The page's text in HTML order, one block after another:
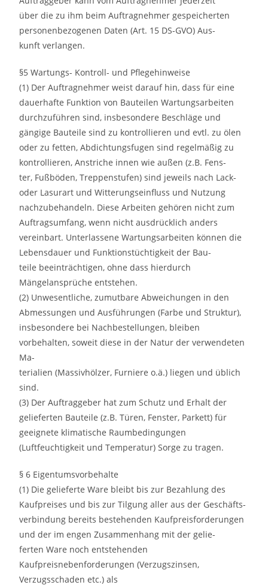
über die zu ihm beim Auftragnehmer gespeicherten
personenbezogenen Daten (Art. 15 DS-GVO) Aus-
kunft verlangen.
§5 Wartungs- Kontroll- und Pflegehinweise
(1) Der Auftragnehmer weist darauf hin, dass für eine
dauerhafte Funktion von Bauteilen Wartungsarbeiten
durchzuführen sind, insbesondere Beschläge und
gängige Bauteile sind zu kontrollieren und evtl. zu ölen
oder zu fetten, Abdichtungsfugen sind regelmäßig zu
kontrollieren, Anstriche innen wie außen (z.B. Fens-
ter, Fußböden, Treppenstufen) sind jeweils nach Lack-
oder Lasurart und Witterungseinfluss und Nutzung
nachzubehandeln. Diese Arbeiten gehören nicht zum
Auftragsumfang, wenn nicht ausdrücklich anders
vereinbart. Unterlassene Wartungsarbeiten können die
Lebensdauer und Funktionstüchtigkeit der Bau-
teile beeinträchtigen, ohne dass hierdurch
Mängelansprüche entstehen.
(2) Unwesentliche, zumutbare Abweichungen in den
Abmessungen und Ausführungen (Farbe und Struktur),
insbesondere bei Nachbestellungen, bleiben
vorbehalten, soweit diese in der Natur der verwendeten
Ma-
terialien (Massivhölzer, Furniere o.ä.) liegen und üblich
sind.
(3) Der Auftraggeber hat zum Schutz und Erhalt der
gelieferten Bauteile (z.B. Türen, Fenster, Parkett) für
geeignete klimatische Raumbedingungen
(Luftfeuchtigkeit und Temperatur) Sorge zu tragen.
§ 6 Eigentumsvorbehalte
(1) Die gelieferte Ware bleibt bis zur Bezahlung des
Kaufpreises und bis zur Tilgung aller aus der Geschäfts-
verbindung bereits bestehenden Kaufpreisforderungen
und der im engen Zusammenhang mit der gelie-
ferten Ware noch entstehenden
Kaufpreisnebenforderungen (Verzugszinsen,
Verzugsschaden etc.) als